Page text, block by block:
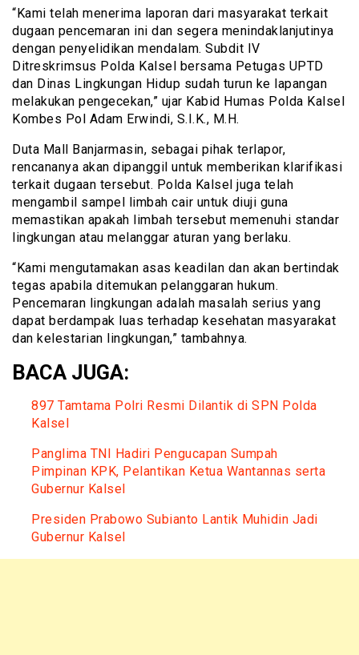
“Kami telah menerima laporan dari masyarakat terkait
dugaan pencemaran ini dan segera menindaklanjutinya
dengan penyelidikan mendalam. Subdit IV
Ditreskrimsus Polda Kalsel bersama Petugas UPTD
dan Dinas Lingkungan Hidup sudah turun ke lapangan
melakukan pengecekan,” ujar Kabid Humas Polda Kalsel
Kombes Pol Adam Erwindi, S.I.K., M.H.
Duta Mall Banjarmasin, sebagai pihak terlapor,
rencananya akan dipanggil untuk memberikan klarifikasi
terkait dugaan tersebut. Polda Kalsel juga telah
mengambil sampel limbah cair untuk diuji guna
memastikan apakah limbah tersebut memenuhi standar
lingkungan atau melanggar aturan yang berlaku.
“Kami mengutamakan asas keadilan dan akan bertindak
tegas apabila ditemukan pelanggaran hukum.
Pencemaran lingkungan adalah masalah serius yang
dapat berdampak luas terhadap kesehatan masyarakat
dan kelestarian lingkungan,” tambahnya.
BACA JUGA:
897 Tamtama Polri Resmi Dilantik di SPN Polda
Kalsel
Panglima TNI Hadiri Pengucapan Sumpah
Pimpinan KPK, Pelantikan Ketua Wantannas serta
Gubernur Kalsel
Presiden Prabowo Subianto Lantik Muhidin Jadi
Gubernur Kalsel